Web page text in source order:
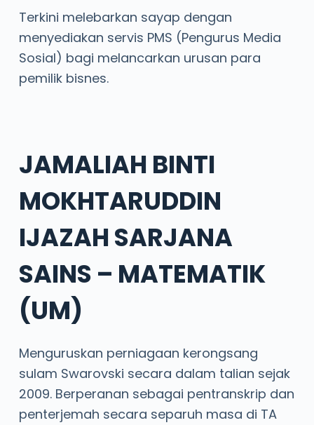
Terkini melebarkan sayap dengan
menyediakan servis PMS (Pengurus Media
Sosial) bagi melancarkan urusan para
pemilik bisnes.
JAMALIAH BINTI
MOKHTARUDDIN
IJAZAH SARJANA
SAINS – MATEMATIK
(UM)
Menguruskan perniagaan kerongsang
sulam Swarovski secara dalam talian sejak
2009. Berperanan sebagai pentranskrip dan
penterjemah secara separuh masa di TA